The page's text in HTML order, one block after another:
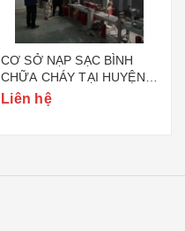
CƠ SỞ NẠP SẠC BÌNH
CHỮA CHÁY TẠI HUYỆN
GIA LÂM HÀ NỘI
Liên hệ